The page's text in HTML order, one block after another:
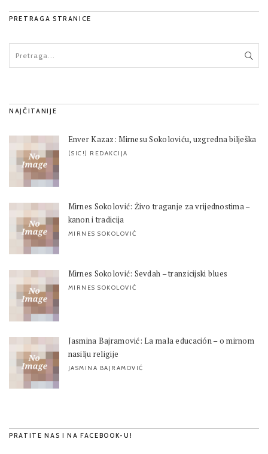
PRETRAGA STRANICE
NAJČITANIJE
Enver Kazaz: Mirnesu Sokoloviću, uzgredna bilješka
(SIC!) REDAKCIJA
Mirnes Sokolović: Živo traganje za vrijednostima –
kanon i tradicija
MIRNES SOKOLOVIĆ
Mirnes Sokolović: Sevdah – tranzicijski blues
MIRNES SOKOLOVIĆ
Jasmina Bajramović: La mala educación – o mirnom
nasilju religije
JASMINA BAJRAMOVIĆ
PRATITE NAS I NA FACEBOOK-U!